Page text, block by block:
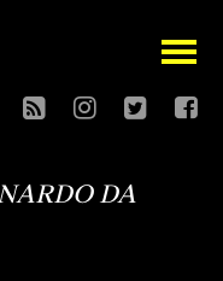
open
DA